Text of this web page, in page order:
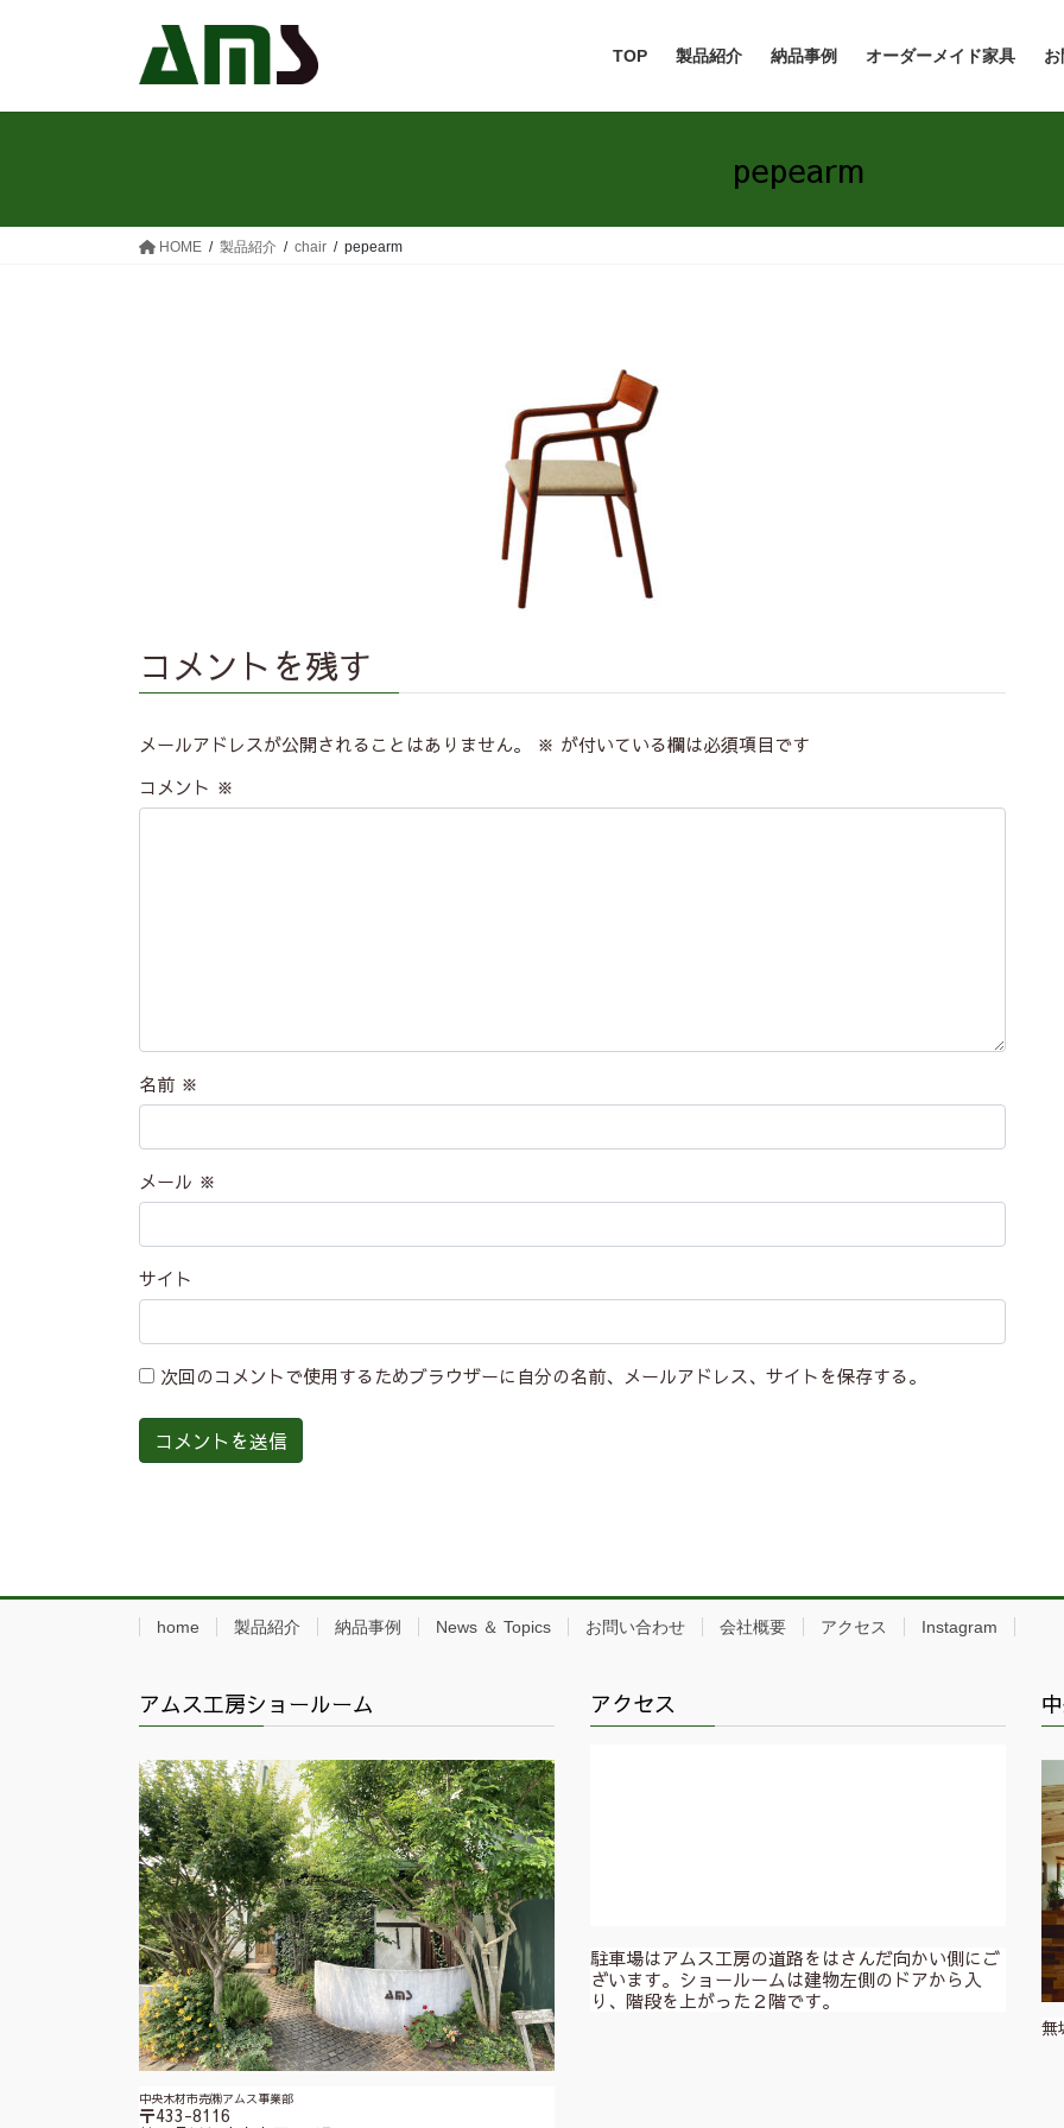
TOP 製品紹介 納品事例 オーダーメイド家具
pepearm
HOME 製品紹介 chair pepearm
コメントを残す
メールアドレスが公開されることはありません。 ※ が付いている欄は必須項目です
コメント ※
名前 ※
メール ※
サイト
次回のコメントで使用するためブラウザーに自分の名前、メールアドレス、サイトを保存する。
home 製品紹介 納品事例 News ＆ Topics お問い合わせ 会社概要 アクセス Instagram
アムス工房ショールーム
中央木材市売㈱アムス事業部
〒433-8116
アクセス
駐車場はアムス工房の道路をはさんだ向かい側にご
ざいます。ショールームは建物左側のドアから入
り、階段を上がった２階です。
無